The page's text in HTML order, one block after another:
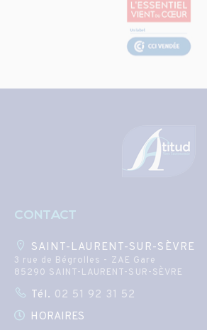
CONTACT
SAINT-LAURENT-SUR-SÈVRE
3 rue de Bégrolles - ZAE Gare
85290 SAINT-LAURENT-SUR-SÈVRE
Tél. 02 51 92 31 52
HORAIRES